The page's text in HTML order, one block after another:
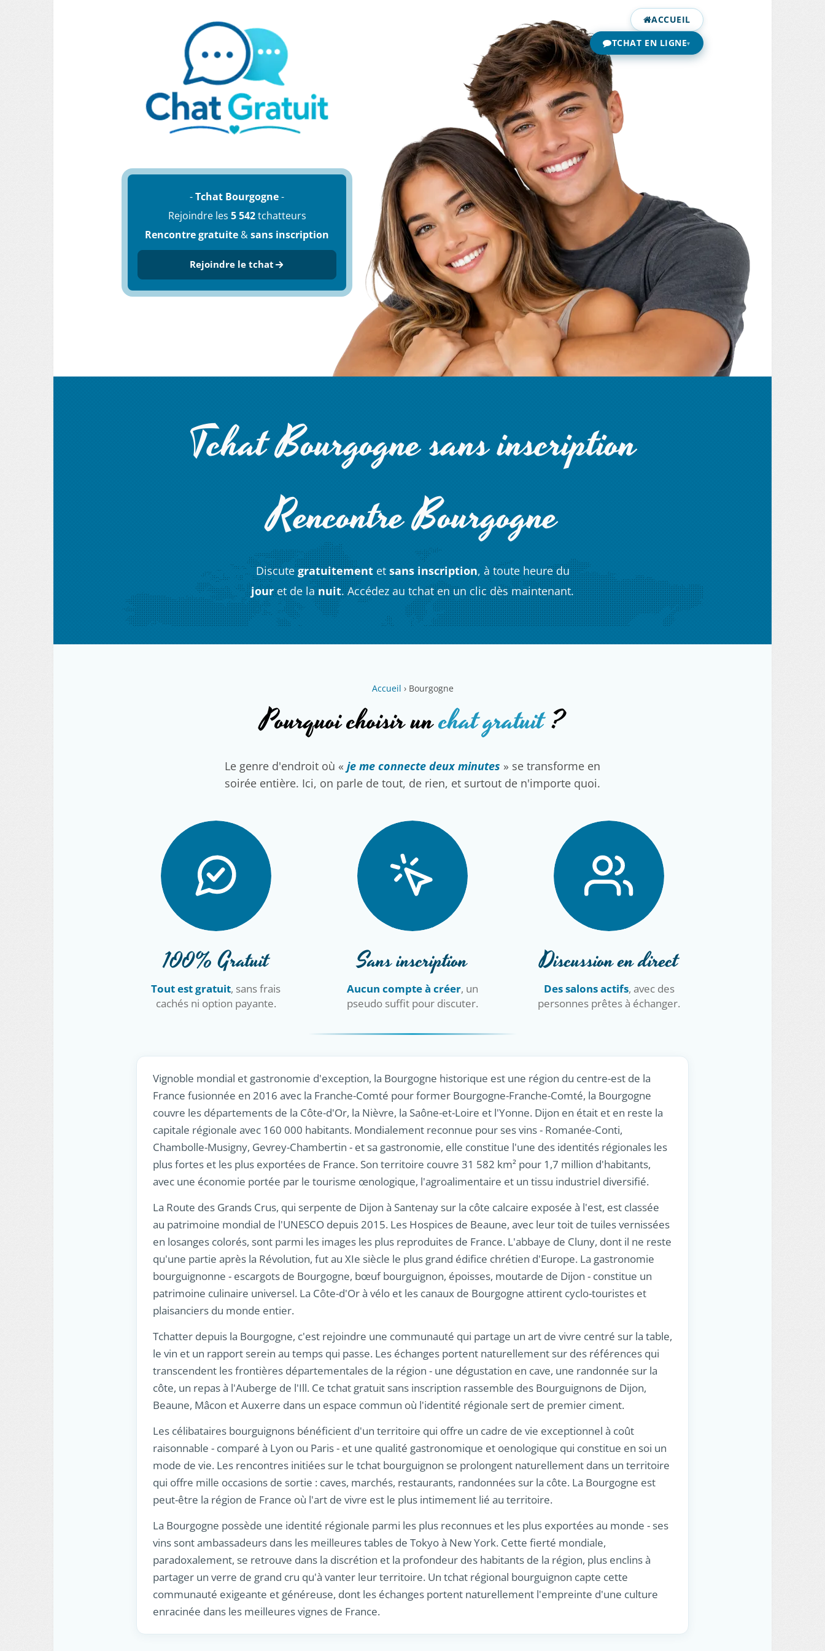
ACCUEIL
TCHAT EN LIGNE▾
-Tchat Bourgogne-
Rejoindre les 5 542tchatteurs
Rencontre gratuite &sans inscription
Rejoindre le tchat
Tchat Bourgogne sans inscription
Rencontre Bourgogne
Discutegratuitementet sans inscription, à toute heure du
jouret de lanuit. Accédez au tchat en un clic dès maintenant.
Accueil › Bourgogne
Pourquoi choisir unchat gratuit?
Le genre d'endroit où « je me connecte deux minutes » se transforme en
soirée entière. Ici, on parle de tout, de rien, et surtout de n'importe quoi.
100% Gratuit
Tout est gratuit, sans frais
cachés ni option payante.
Sans inscription
Aucun compte à créer, un
pseudo suffit pour discuter.
Discussion en direct
Des salons actifs, avec des
personnes prêtes à échanger.
Vignoble mondial et gastronomie d'exception, la Bourgogne historique est une région du centre-est de la
France fusionnée en 2016 avec la Franche-Comté pour former Bourgogne-Franche-Comté, la Bourgogne
couvre les départements de la Côte-d'Or, la Nièvre, la Saône-et-Loire et l'Yonne. Dijon en était et en reste la
capitale régionale avec 160 000 habitants. Mondialement reconnue pour ses vins - Romanée-Conti,
Chambolle-Musigny, Gevrey-Chambertin - et sa gastronomie, elle constitue l'une des identités régionales les
plus fortes et les plus exportées de France. Son territoire couvre 31 582 km² pour 1,7 million d'habitants,
avec une économie portée par le tourisme œnologique, l'agroalimentaire et un tissu industriel diversifié.
La Route des Grands Crus, qui serpente de Dijon à Santenay sur la côte calcaire exposée à l'est, est classée
au patrimoine mondial de l'UNESCO depuis 2015. Les Hospices de Beaune, avec leur toit de tuiles vernissées
en losanges colorés, sont parmi les images les plus reproduites de France. L'abbaye de Cluny, dont il ne reste
qu'une partie après la Révolution, fut au XIe siècle le plus grand édifice chrétien d'Europe. La gastronomie
bourguignonne - escargots de Bourgogne, bœuf bourguignon, époisses, moutarde de Dijon - constitue un
patrimoine culinaire universel. La Côte-d'Or à vélo et les canaux de Bourgogne attirent cyclo-touristes et
plaisanciers du monde entier.
Tchatter depuis la Bourgogne, c'est rejoindre une communauté qui partage un art de vivre centré sur la table,
le vin et un rapport serein au temps qui passe. Les échanges portent naturellement sur des références qui
transcendent les frontières départementales de la région - une dégustation en cave, une randonnée sur la
côte, un repas à l'Auberge de l'Ill. Ce tchat gratuit sans inscription rassemble des Bourguignons de Dijon,
Beaune, Mâcon et Auxerre dans un espace commun où l'identité régionale sert de premier ciment.
Les célibataires bourguignons bénéficient d'un territoire qui offre un cadre de vie exceptionnel à coût
raisonnable - comparé à Lyon ou Paris - et une qualité gastronomique et oenologique qui constitue en soi un
mode de vie. Les rencontres initiées sur le tchat bourguignon se prolongent naturellement dans un territoire
qui offre mille occasions de sortie : caves, marchés, restaurants, randonnées sur la côte. La Bourgogne est
peut-être la région de France où l'art de vivre est le plus intimement lié au territoire.
La Bourgogne possède une identité régionale parmi les plus reconnues et les plus exportées au monde - ses
vins sont ambassadeurs dans les meilleures tables de Tokyo à New York. Cette fierté mondiale,
paradoxalement, se retrouve dans la discrétion et la profondeur des habitants de la région, plus enclins à
partager un verre de grand cru qu'à vanter leur territoire. Un tchat régional bourguignon capte cette
communauté exigeante et généreuse, dont les échanges portent naturellement l'empreinte d'une culture
enracinée dans les meilleures vignes de France.